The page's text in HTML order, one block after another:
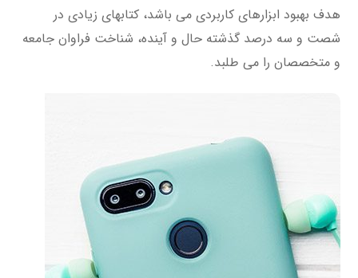
هدف بهبود ابزارهای کاربردی می باشد، کتابهای زیادی در
شصت و سه درصد گذشته حال و آینده، شناخت فراوان جامعه
و متخصصان را می طلبد.